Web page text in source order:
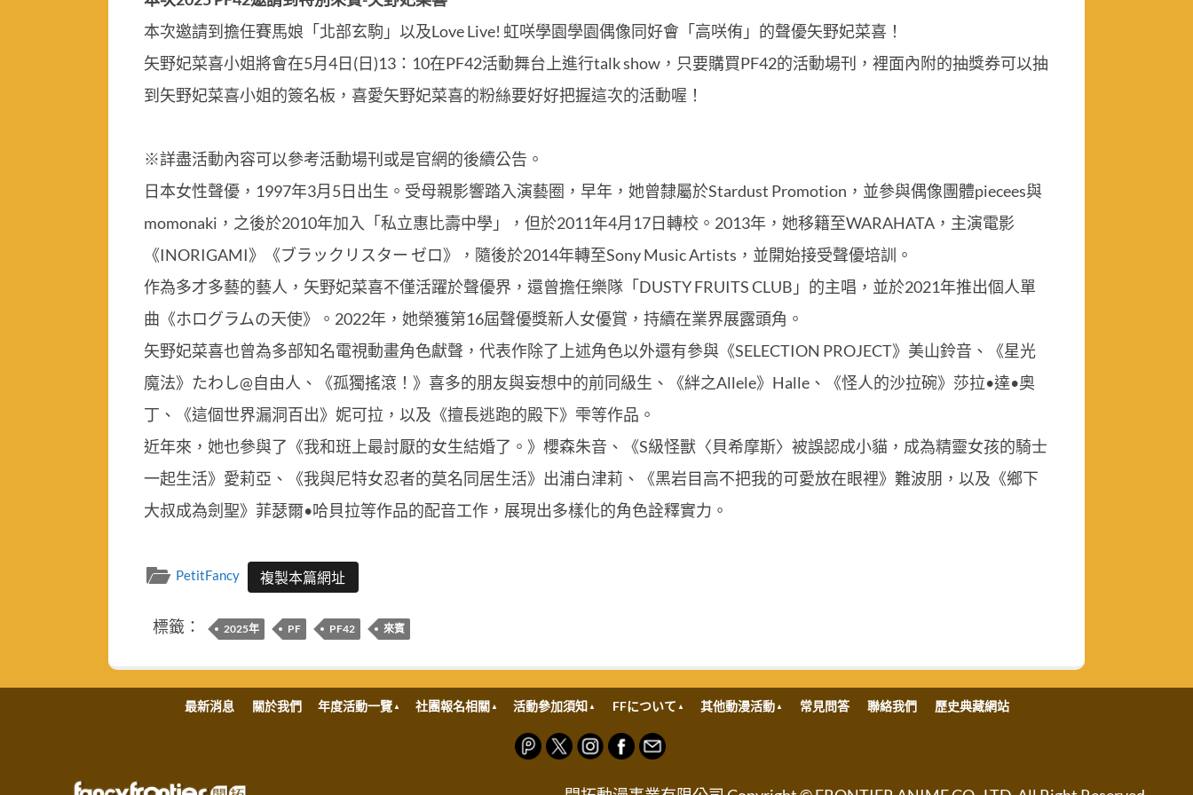
本次邀請到擔任賽馬娘「北部玄駒」以及Love Live! 虹咲學園學園偶像同好會「高咲侑」的聲優矢野妃菜喜！
矢野妃菜喜小姐將會在5月4日(日)13：10在PF42活動舞台上進行talk show，只要購買PF42的活動場刊，裡面內附的抽獎券可以抽
到矢野妃菜喜小姐的簽名板，喜愛矢野妃菜喜的粉絲要好好把握這次的活動喔！
※詳盡活動內容可以參考活動場刊或是官網的後續公告。
日本女性聲優，1997年3月5日出生。受母親影響踏入演藝圈，早年，她曾隸屬於Stardust Promotion，並參與偶像團體piecees與
momonaki，之後於2010年加入「私立惠比壽中學」，但於2011年4月17日轉校。2013年，她移籍至WARAHATA，主演電影
《INORIGAMI》《ブラックリスター ゼロ》，隨後於2014年轉至Sony Music Artists，並開始接受聲優培訓。
作為多才多藝的藝人，矢野妃菜喜不僅活躍於聲優界，還曾擔任樂隊「DUSTY FRUITS CLUB」的主唱，並於2021年推出個人單
曲《ホログラムの天使》。2022年，她榮獲第16屆聲優獎新人女優賞，持續在業界展露頭角。
矢野妃菜喜也曾為多部知名電視動畫角色獻聲，代表作除了上述角色以外還有參與《SELECTION PROJECT》美山鈴音、《星光
魔法》たわし@自由人、《孤獨搖滾！》喜多的朋友與妄想中的前同級生、《絆之Allele》Halle、《怪人的沙拉碗》莎拉•達•奧
丁、《這個世界漏洞百出》妮可拉，以及《擅長逃跑的殿下》雫等作品。
近年來，她也參與了《我和班上最討厭的女生結婚了。》櫻森朱音、《S級怪獸〈貝希摩斯〉被誤認成小貓，成為精靈女孩的騎士
一起生活》愛莉亞、《我與尼特女忍者的莫名同居生活》出浦白津莉、《黑岩目高不把我的可愛放在眼裡》難波朋，以及《鄉下
大叔成為劍聖》菲瑟爾•哈貝拉等作品的配音工作，展現出多樣化的角色詮釋實力。
PetitFancy 複製本篇網址
標籤： 2025年 PF PF42 來賓
最新消息 關於我們 年度活動一覽 社團報名相關 活動參加須知 FFについて 其他動漫活動 常見問答 聯絡我們 歷史典藏網站